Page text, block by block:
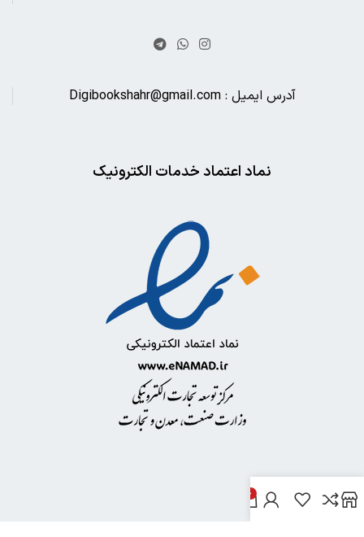
آدرس ایمیل : Digibookshahr@gmail.com
نماد اعتماد خدمات الکترونیک
خدمات مشتریان
0